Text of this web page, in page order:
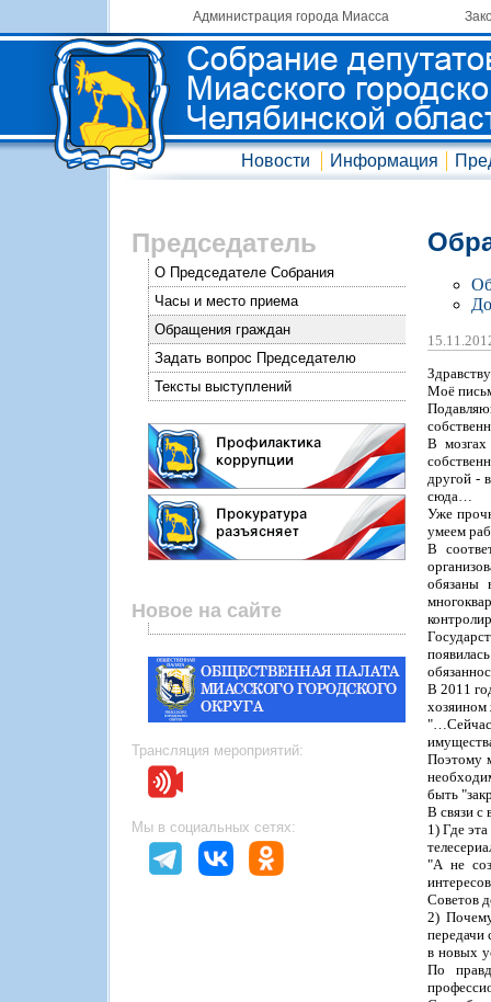
Администрация города Миасса
Новости Информация
Председатель
О Председателе Собрания
Часы и место приема
Обращения граждан
Задать вопрос Председателю
Тексты выступлений
Новое на сайте
Трансляция мероприятий:
Мы в социальных сетях:
Моё
В мозгах
другой -
сюда…
Уже
умеем
В
обязаны
В 2011
"…Сейчас
Поэтому
быть
В связи с
1) Где
"А не
Советов
2)
передачи
в новых
По